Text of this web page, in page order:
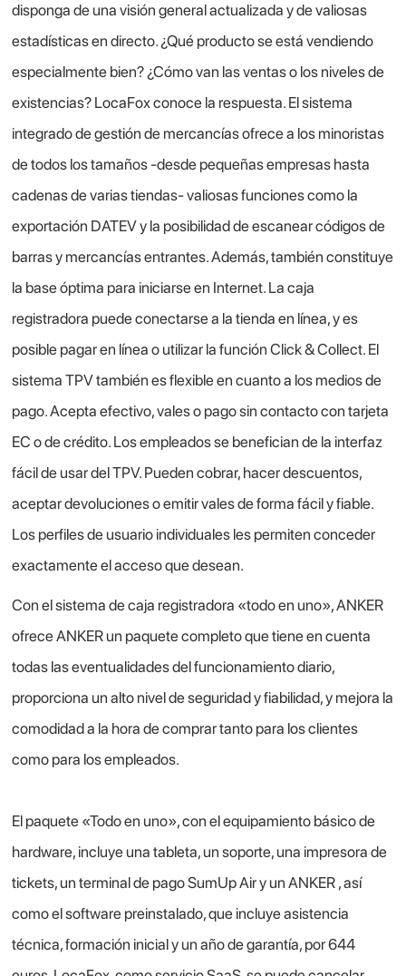
disponga de una visión general actualizada y de valiosas
estadísticas en directo. ¿Qué producto se está vendiendo
especialmente bien? ¿Cómo van las ventas o los niveles de
existencias? LocaFox conoce la respuesta. El sistema
integrado de gestión de mercancías ofrece a los minoristas
de todos los tamaños -desde pequeñas empresas hasta
cadenas de varias tiendas- valiosas funciones como la
exportación DATEV y la posibilidad de escanear códigos de
barras y mercancías entrantes. Además, también constituye
la base óptima para iniciarse en Internet. La caja
registradora puede conectarse a la tienda en línea, y es
posible pagar en línea o utilizar la función Click & Collect. El
sistema TPV también es flexible en cuanto a los medios de
pago. Acepta efectivo, vales o pago sin contacto con tarjeta
EC o de crédito. Los empleados se benefician de la interfaz
fácil de usar del TPV. Pueden cobrar, hacer descuentos,
aceptar devoluciones o emitir vales de forma fácil y fiable.
Los perfiles de usuario individuales les permiten conceder
exactamente el acceso que desean.
Con el sistema de caja registradora «todo en uno», ANKER
ofrece ANKER un paquete completo que tiene en cuenta
todas las eventualidades del funcionamiento diario,
proporciona un alto nivel de seguridad y fiabilidad, y mejora la
comodidad a la hora de comprar tanto para los clientes
como para los empleados.
El paquete «Todo en uno», con el equipamiento básico de
hardware, incluye una tableta, un soporte, una impresora de
tickets, un terminal de pago SumUp Air y un ANKER , así
como el software preinstalado, que incluye asistencia
técnica, formación inicial y un año de garantía, por 644